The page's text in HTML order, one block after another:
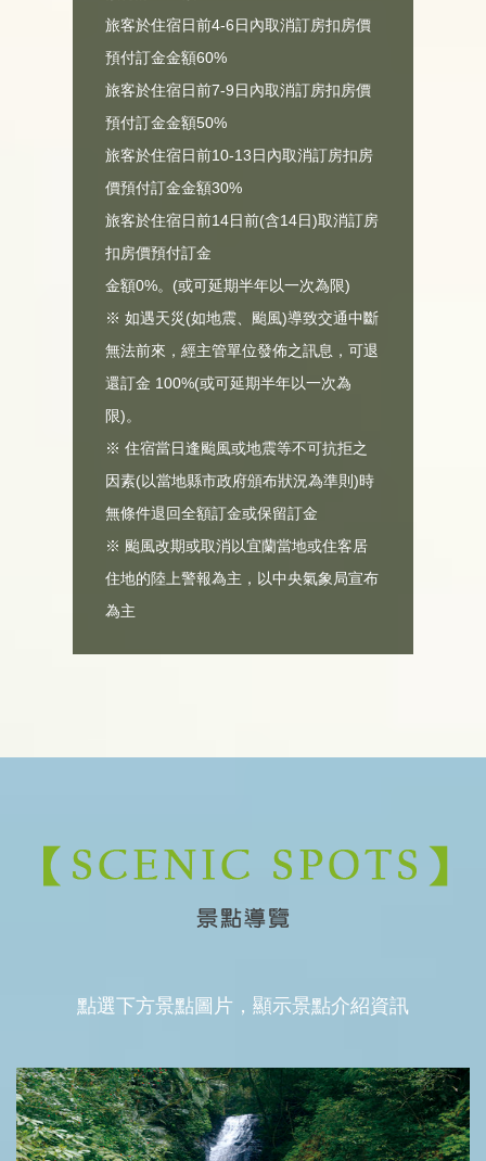
旅客於住宿日前4-6日內取消訂房扣房價
預付訂金金額60%
旅客於住宿日前7-9日內取消訂房扣房價
預付訂金金額50%
旅客於住宿日前10-13日內取消訂房扣房
價預付訂金金額30%
旅客於住宿日前14日前(含14日)取消訂房
扣房價預付訂金
金額0%。(或可延期半年以一次為限)
※ 如遇天災(如地震、颱風)導致交通中斷
無法前來，經主管單位發佈之訊息，可退
還訂金 100%(或可延期半年以一次為
限)。
※ 住宿當日逢颱風或地震等不可抗拒之
因素(以當地縣市政府頒布狀況為準則)時
無條件退回全額訂金或保留訂金
※ 颱風改期或取消以宜蘭當地或住客居
住地的陸上警報為主，以中央氣象局宣布
為主
點選下方景點圖片，顯示景點介紹資訊